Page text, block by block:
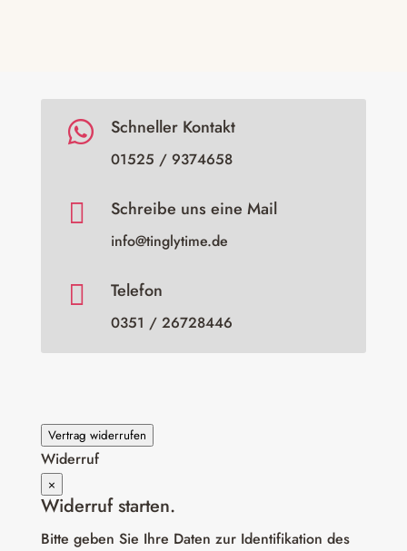
 Schneller Kontakt
01525 / 9374658
 Schreibe uns eine Mail
info@tinglytime.de
 Telefon
0351 / 26728446
Vertrag widerrufen
Widerruf
×
Widerruf starten.
Bitte geben Sie Ihre Daten zur Identifikation des